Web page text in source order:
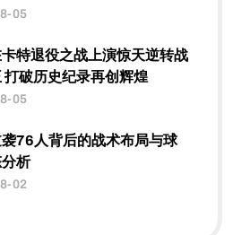
05
特退役之战上演惊天逆转战
打破历史纪录再创辉煌
05
76人背后的战术布局与球
分析
02